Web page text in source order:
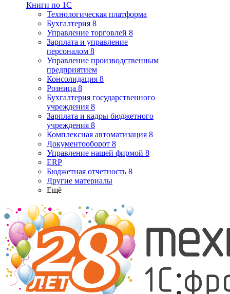
Книги по 1С
Технологическая платформа
Бухгалтерия 8
Управление торговлей 8
Зарплата и управление
персоналом 8
Управление производственным
предприятием
Консолидация 8
Розница 8
Бухгалтерия государственного
учреждения 8
Зарплата и кадры бюджетного
учреждения 8
Комплексная автоматизация 8
Документооборот 8
Управление нашей фирмой 8
ERP
Бюджетная отчетность 8
Другие материалы
Ещё